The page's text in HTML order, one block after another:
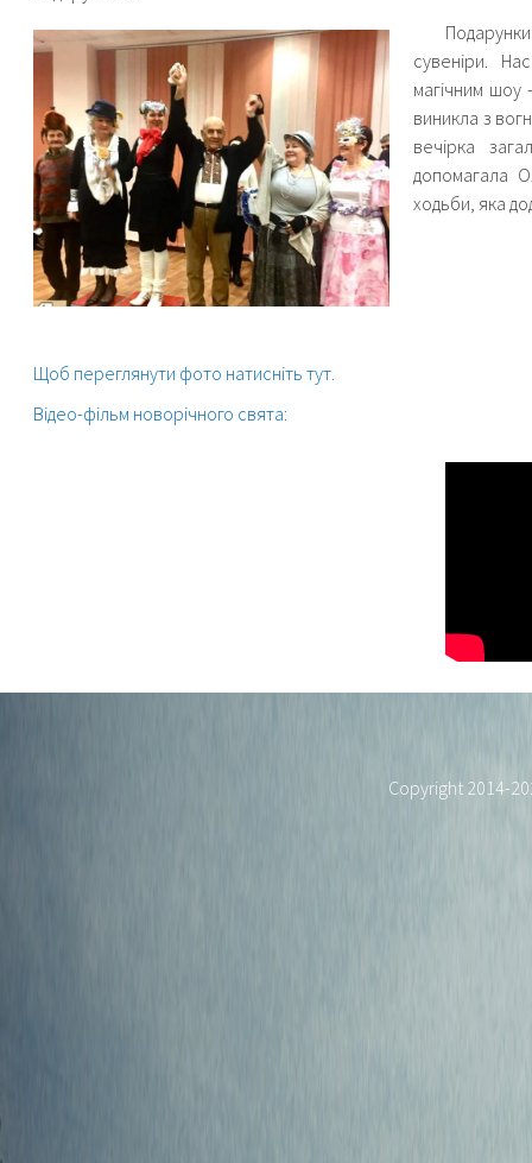
Подарунки,
сувеніри.
магічним шоу
виникла з
вечірка
допомагала
ходьби, яка
Щоб переглянути фото натисніть тут.
Відео-фільм новорічного свята:
Copyright 2014-